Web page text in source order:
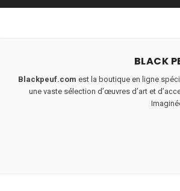
BLACK
Blackpeuf.com est la boutique en ligne
une vaste sélection d’œuvres d’art et